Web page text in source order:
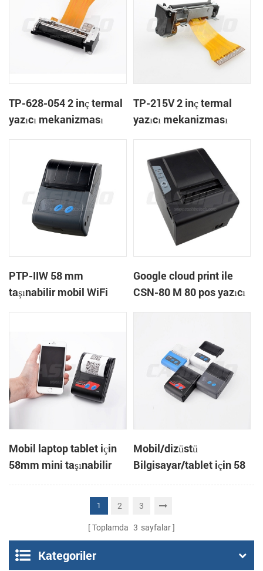
TP-628-054 2 inç termal
yazıcı mekanizması
TP-215V 2 inç termal
yazıcı mekanizması
PTP-IIW 58 mm
taşınabilir mobil WiFi
Google cloud print ile
CSN-80 M 80 pos yazıcı
Mobil laptop tablet için
58mm mini taşınabilir
bluetooth termal yazıcı
Mobil/dizüstü
Bilgisayar/tablet için 58
mm mini cep taşınabilir
1 2 3
Toplamda 3 sayfalar
Kategoriler